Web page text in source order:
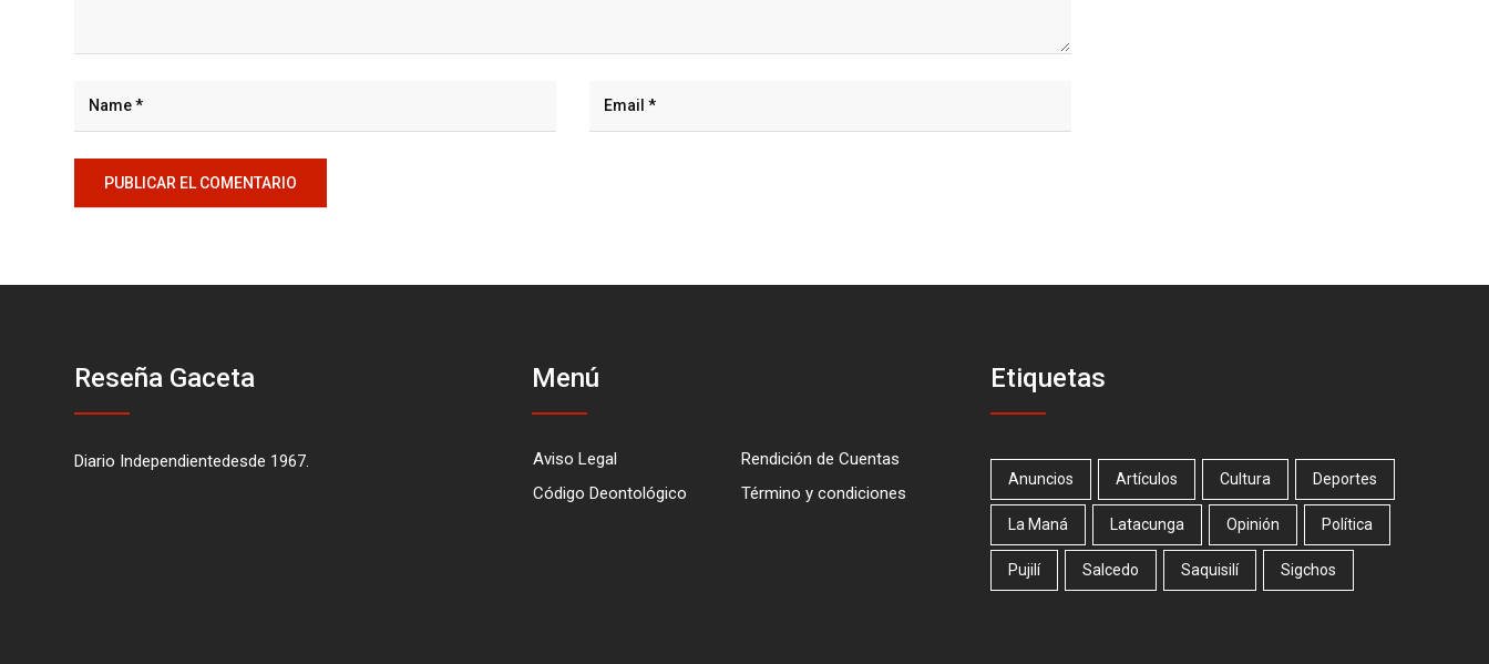
Reseña Gaceta
Diario Independientedesde 1967.
Menú
Aviso Legal
Rendición de Cuentas
Código Deontológico
Término y condiciones
Etiquetas
Anuncios Artículos Cultura Deportes
La Maná Latacunga Opinión Política
Pujilí Salcedo Saquisilí Sigchos